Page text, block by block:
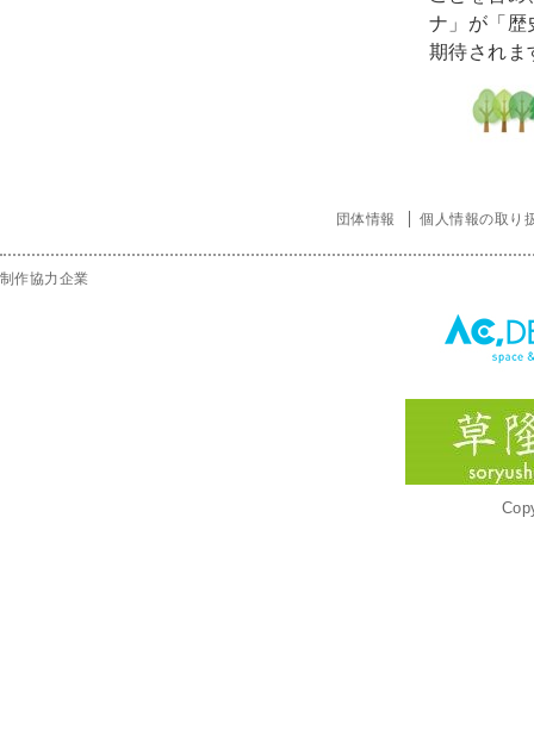
ナ」が「歴
期待されま
団体情報 個人情報の取り
制作協力企業